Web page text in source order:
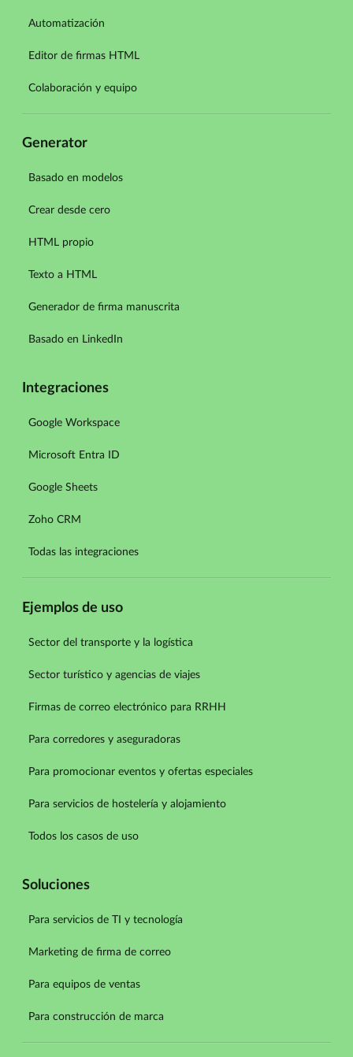
Automatización
Editor de firmas HTML
Colaboración y equipo
Generator
Basado en modelos
Crear desde cero
HTML propio
Texto a HTML
Generador de firma manuscrita
Basado en LinkedIn
Integraciones
Google Workspace
Microsoft Entra ID
Google Sheets
Zoho CRM
Todas las integraciones
Ejemplos de uso
Sector del transporte y la logística
Sector turístico y agencias de viajes
Firmas de correo electrónico para RRHH
Para corredores y aseguradoras
Para promocionar eventos y ofertas especiales
Para servicios de hostelería y alojamiento
Todos los casos de uso
Soluciones
Para servicios de TI y tecnología
Marketing de firma de correo
Para equipos de ventas
Para construcción de marca